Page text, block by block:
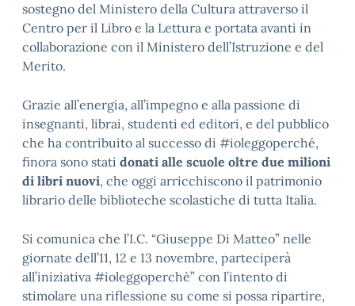
sostegno del Ministero della Cultura attraverso il
Centro per il Libro e la Lettura e portata avanti in
collaborazione con il Ministero dell’Istruzione e del
Merito.
Grazie all’energia, all’impegno e alla passione di
insegnanti, librai, studenti ed editori, e del pubblico
che ha contribuito al successo di #ioleggoperché,
finora sono stati donati alle scuole oltre due milioni
di libri nuovi, che oggi arricchiscono il patrimonio
librario delle biblioteche scolastiche di tutta Italia.
Si comunica che l’I.C. “Giuseppe Di Matteo” nelle
giornate dell’11, 12 e 13 novembre, parteciperà
all’iniziativa #ioleggoperchè” con l’intento di
stimolare una riflessione su come si possa ripartire,